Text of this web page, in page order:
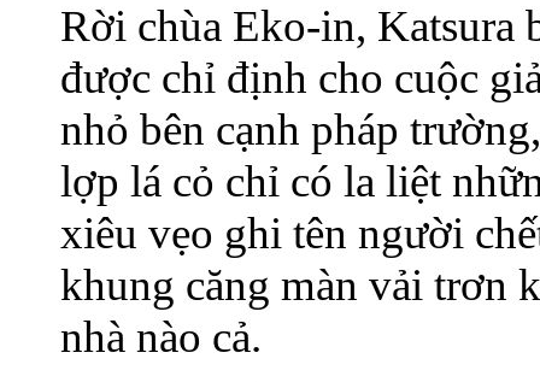
Rời chùa Eko-in, Katsura
được chỉ định cho cuộc
nhỏ bên cạnh pháp
lợp lá cỏ chỉ có la liệt
xiêu vẹo ghi tên người
khung căng màn vải trơn
nhà nào cả.